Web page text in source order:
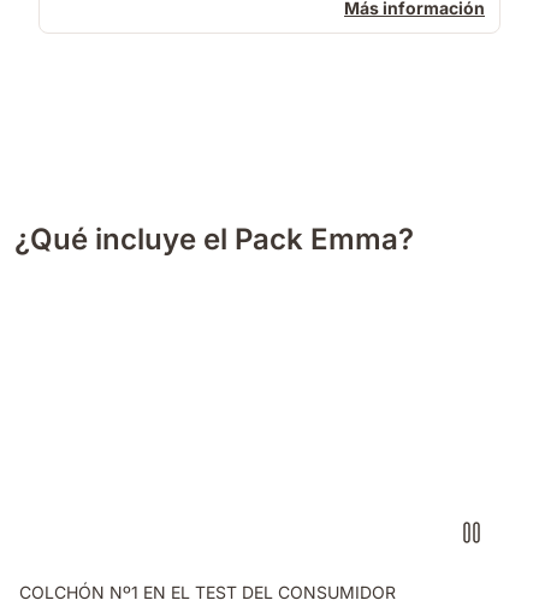
Más información
¿Qué incluye el Pack Emma?
COLCHÓN Nº1 EN EL TEST DEL CONSUMIDOR